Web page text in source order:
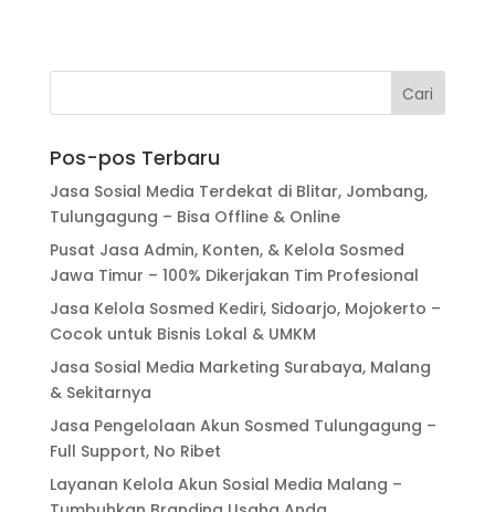
Pos-pos Terbaru
Jasa Sosial Media Terdekat di Blitar, Jombang,
Tulungagung – Bisa Offline & Online
Pusat Jasa Admin, Konten, & Kelola Sosmed
Jawa Timur – 100% Dikerjakan Tim Profesional
Jasa Kelola Sosmed Kediri, Sidoarjo, Mojokerto –
Cocok untuk Bisnis Lokal & UMKM
Jasa Sosial Media Marketing Surabaya, Malang
& Sekitarnya
Jasa Pengelolaan Akun Sosmed Tulungagung –
Full Support, No Ribet
Layanan Kelola Akun Sosial Media Malang –